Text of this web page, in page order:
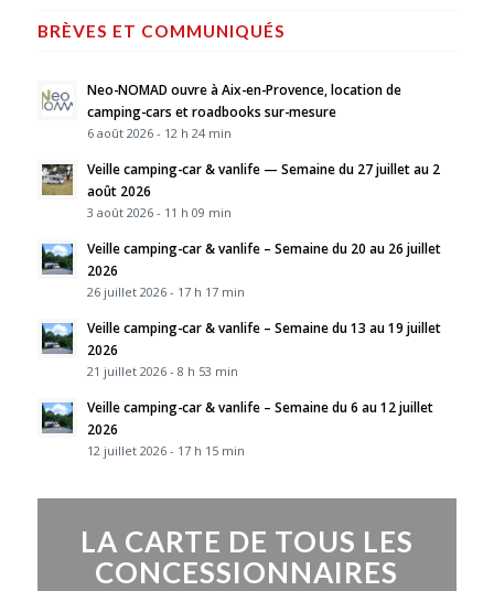
BRÈVES ET COMMUNIQUÉS
Neo-NOMAD ouvre à Aix-en-Provence, location de
camping-cars et roadbooks sur-mesure
6 août 2026 - 12 h 24 min
Veille camping-car & vanlife — Semaine du 27 juillet au 2
août 2026
3 août 2026 - 11 h 09 min
Veille camping-car & vanlife – Semaine du 20 au 26 juillet
2026
26 juillet 2026 - 17 h 17 min
Veille camping-car & vanlife – Semaine du 13 au 19 juillet
2026
21 juillet 2026 - 8 h 53 min
Veille camping-car & vanlife – Semaine du 6 au 12 juillet
2026
12 juillet 2026 - 17 h 15 min
LA CARTE DE TOUS LES
CONCESSIONNAIRES